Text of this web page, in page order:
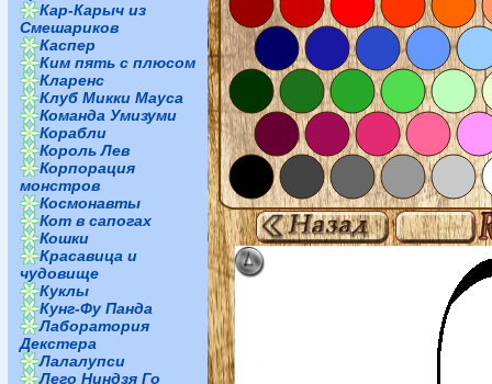
Кар-Карыч из
Смешариков
Каспер
Ким пять с плюсом
Кларенс
Клуб Микки Мауса
Команда Умизуми
Корабли
Король Лев
Корпорация
монстров
Космонавты
Кот в сапогах
Кошки
Красавица и
чудовище
Куклы
Кунг-Фу Панда
Лаборатория
Декстера
Лалалупси
Лего Ниндзя Го